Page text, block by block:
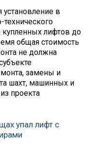
в
технического
купленных лифтов до
общая стоимость
не должна
замены и
шахт, машинных и
проекта
упал лифт с